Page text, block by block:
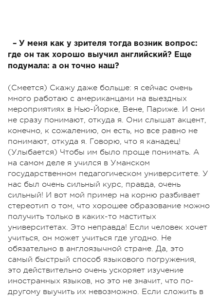
– У меня как у зрителя тогда возник вопрос:
где он так хорошо выучил английский? Еще
подумала: а он точно наш?
(Смеется) Скажу даже больше: я сейчас очень
много работаю с американцами на выездных
мероприятиях в Нью-Йорке, Вене, Париже. И они
не сразу понимают, откуда я. Они слышат акцент,
конечно, к сожалению, он есть, но все равно не
понимают, откуда я. Говорю, что я канадец!
(Улыбается) Чтобы им было проще понимать. А
на самом деле я учился в Уманском
государственном педагогическом университете. У
нас был очень сильный курс, правда, очень
сильный! И вот мой пример на корню разбивает
стереотип о том, что хорошее образование можно
получить только в каких-то маститых
университетах. Это неправда! Если человек хочет
учиться, он может учиться где угодно. Не
обязательно в англоязычной стране. Да, это
самый быстрый способ языкового погружения,
это действительно очень ускоряет изучение
иностранных языков, но это не значит, что по-
другому выучить их невозможно. Если сложить в